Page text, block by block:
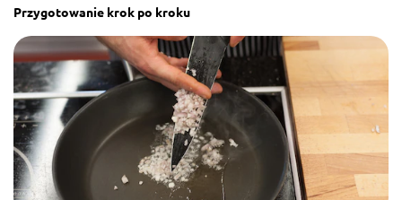
Przygotowanie krok po kroku